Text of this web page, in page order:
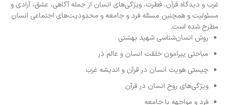
غرب و دیدگاه قرآن، فطرت، ویژگی‌های انسان از جمله آگاهی، عشق، آزادی و
مسئولیت و همچنین مسئله فرد و جامعه و محدودیت‌های اجتماعی انسان
مطرح شده است.
روش انسان‌شناسی شهید بهشتی
مباحثی پیرامون خلقت انسان و عالم ذر
چیستی هویت انسان در قرآن و اندیشه غرب
ویژگی‌های روح انسان در قرآن
فرد و مواجهه با جامعه